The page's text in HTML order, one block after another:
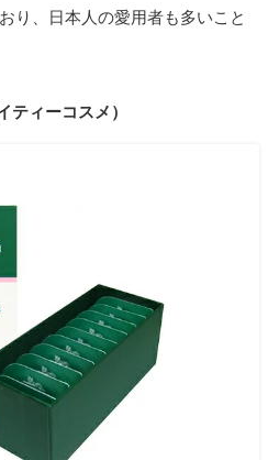
り、日本人の愛用者も多いこと
ィーコスメ）